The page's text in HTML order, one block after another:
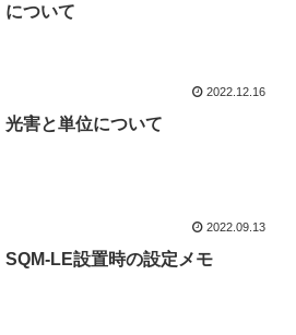
について
2022.12.16
光害と単位について
2022.09.13
SQM-LE設置時の設定メモ